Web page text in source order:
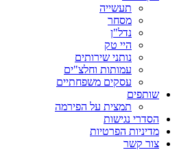
תעשייה
מסחר
נדל"ן
היי טק
נותני שירותים
עמותות וחלצ"ים
עסקים משפחתיים
שותפים
תמצית על הפירמה
הסדרי נגישות
מדיניות הפרטיות
צור קשר